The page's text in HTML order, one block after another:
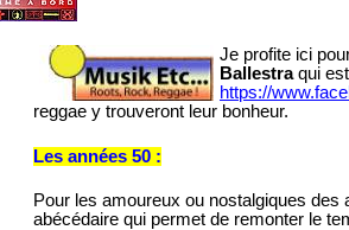
Je profite ici
Ballestraqui est
https://
reggae y trouveront leur bonheur.
Les années 50 :
Pour les amoureux ou nostalgiques des
abécédaire qui permet de remonter le